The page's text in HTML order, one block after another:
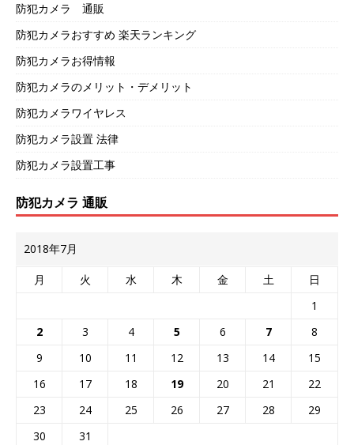
防犯カメラ 通販
防犯カメラおすすめ 楽天ランキング
防犯カメラお得情報
防犯カメラのメリット・デメリット
防犯カメラワイヤレス
防犯カメラ設置 法律
防犯カメラ設置工事
防犯カメラ 通販
2018年7月
月 火 水 木 金 土
日
1
2
3 4 5 6 7
8
9
10 11 12 13 14
15
16
17 18 19 20 21
22
23
24 25 26 27 28
29
30
31